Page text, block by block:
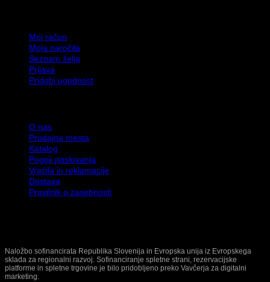
Moj račun
Moja naročila
Seznam želja
Prijava
Pridobi ugodnost
O nas
Prodajna mesta
Katalog
Pogoji poslovanja
Vračila in reklamacije
Dostava
Pravilnik o zasebnosti
Naložbo sofinancirata Republika Slovenija in Evropska unija iz Evropskega
sklada za regionalni razvoj. Sofinanciranje spletne strani, rezervacijske
platforme in spletne trgovine je bilo pridobljeno preko Vavčerja za digitalni
marketing.